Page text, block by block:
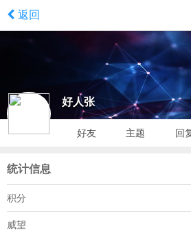
返回
好人张
好友 主题 回
统计信息
积分
威望